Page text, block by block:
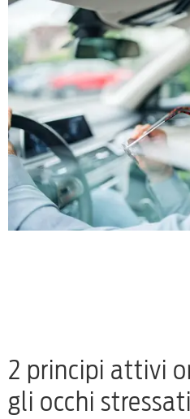
2 principi attivi
gli occhi stressati